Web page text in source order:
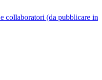
collaboratori (da pubblicare in